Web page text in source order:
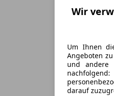
Wir
Um Ihnen
Angeboten
und andere
darauf